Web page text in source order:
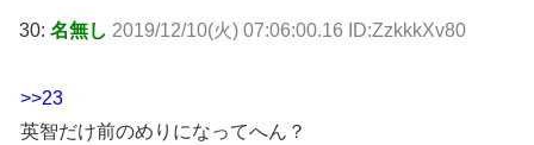
30: 名無し 2019/12/10(火) 07:06:00.16 ID:ZzkkkXv80
>>23
英智だけ前のめりになってへん？